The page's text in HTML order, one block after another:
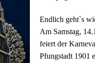
Endlich geht`s
Am Samstag,
feiert der
Pfungstadt 1901